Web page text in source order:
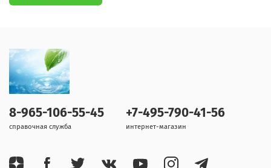
8-965-106-55-45
справочная служба
+7-495-790-41-56
интернет-магазин